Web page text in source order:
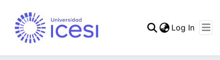
Log In